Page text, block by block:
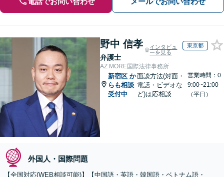
野中 信孝
弁護士
インタビュ
ーを見る
東京都
AZ MORE国際法律事務所
新宿区 か
らも相談
受付中
面談方法(対面・
電話・ビデオな
ど)は応相談
営業時間：0
9:00~21:00
（平日）
外国人・国際問題
【全国対応(WEB相談可能)】【中国語・英語・韓国語・ベトナム語・